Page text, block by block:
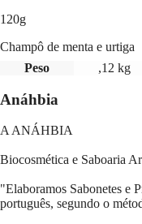
120g
Champô de menta e urtiga
Peso
,12 kg
Anáhbia
A ANÁHBIA
Biocosmética e Saboaria
"Elaboramos Sabonetes e
português, segundo o